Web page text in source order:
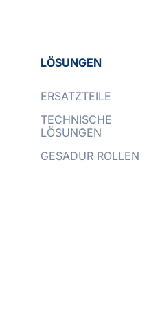
LÖSUNGEN
ERSATZTEILE
TECHNISCHE
LÖSUNGEN
GESADUR ROLLEN